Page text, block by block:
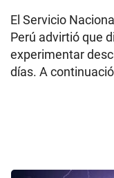
El Servicio
Perú advirtió que
experimentar
días. A